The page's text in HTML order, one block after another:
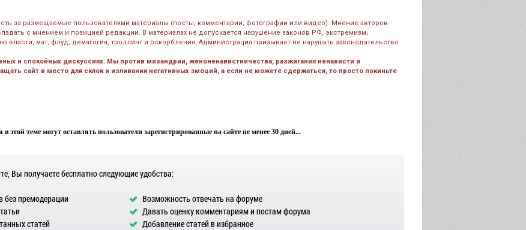
за размещаемые пользователями материалы (посты, комментарии, фотографии или видео). Мнение авторов
с мнением и позицией редакции. В материалах не допускается нарушение законов РФ, экстремизм,
мат, флуд, демагогия, троллинг и оскорбления. Администрация призывает не нарушать законодательство
и спокойных дискуссиях. Мы против мизандрии, женоненавистничества, разжигания ненависти и
сайт в место для склок и изливания негативных эмоций, а если не можете сдержаться, то просто покиньте
этой теме могут оставлять пользователи зарегистрированные на сайте не менее 30 дней...
Вы получаете бесплатно следующие удобства:
без премодерации
Возможность отвечать на форуме
Давать оценку комментариям и постам форума
статей
Добавление статей в избранное